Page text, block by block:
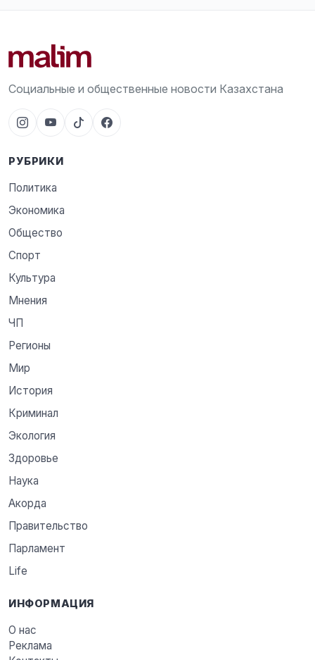
Социальные и общественные новости Казахстана
РУБРИКИ
Политика
Экономика
Общество
Спорт
Культура
Мнения
ЧП
Регионы
Мир
История
Криминал
Экология
Здоровье
Наука
Акорда
Правительство
Парламент
Life
ИНФОРМАЦИЯ
О нас
Реклама